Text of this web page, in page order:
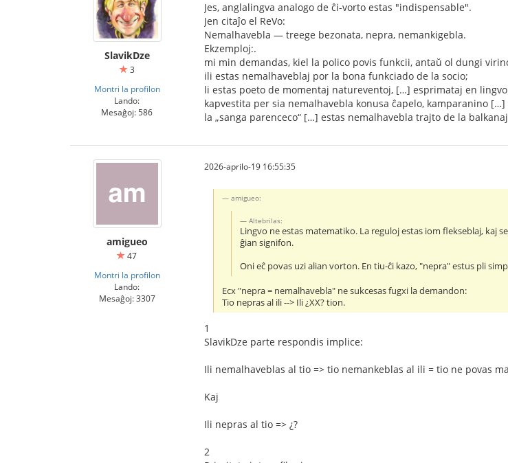
SlavikDze
3
Montri la profilon
Lando:
Mesaĝoj: 586
Jes, anglalingva analogo de ĉi-vorto estas "indispensable".
Jen citaĵo el ReVo:
Nemalhavebla — treege bezonata, nepra, nemankigebla.
Ekzemploj:.
mi min demandas, kiel la polico povis funkcii, antaŭ ol dungi
ili estas nemalhaveblaj por la bona funkciado de la socio;
li estas poeto de momentaj natureventoj, […] esprimataj en
kapvestita per sia nemalhavebla konusa ĉapelo, kamparanino
la „sanga parenceco“ […] estas nemalhavebla trajto de la
amigueo
47
Montri la profilon
Lando:
Mesaĝoj: 3307
2026-aprilo-19 16:55:35
amigueo:
Altebrilas:
Lingvo ne estas matematiko. La reguloj estas iom flekseblaj, kaj
ĝian signifon.
Oni eĉ povas uzi alian vorton. En tiu-ĉi kazo, "nepra" estus pli
Ecx "nepra = nemalhavebla" ne sukcesas fugxi la demandon:
Tio nepras al ili --> Ili ¿XX? tion.
1
SlavikDze parte respondis implice:
Ili nemalhaveblas al tio => tio nemankeblas al ili = tio ne povas
Kaj
Ili nepras al tio => ¿?
2